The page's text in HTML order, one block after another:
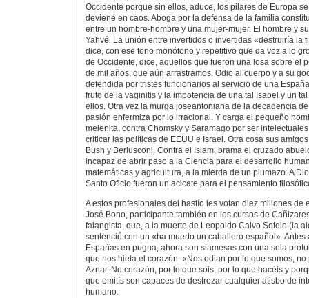
Occidente porque sin ellos, aduce, los pilares de Europa
deviene en caos. Aboga por la defensa de la familia
entre un hombre-hombre y una mujer-mujer. El hombre y
Yahvé. La unión entre invertidos o invertidas «destruiría la
dice, con ese tono monótono y repetitivo que da voz a lo
de Occidente, dice, aquellos que fueron una losa sobre el
de mil años, que aún arrastramos. Odio al cuerpo y a su
defendida por tristes funcionarios al servicio de una
fruto de la vaginitis y la impotencia de una tal Isabel y un
ellos. Otra vez la murga joseantoniana de la decadencia
pasión enfermiza por lo irracional. Y carga el pequeño
melenita, contra Chomsky y Saramago por ser
criticar las políticas de EEUU e Israel. Otra cosa sus
Bush y Berlusconi. Contra el Islam, brama el cruzado
incapaz de abrir paso a la Ciencia para el desarrollo
matemáticas y agricultura, a la mierda de un plumazo. A
Santo Oficio fueron un acicate para el pensamiento
A estos profesionales del hastío les votan diez millones de
José Bono, participante también en los cursos de
falangista, que, a la muerte de Leopoldo Calvo Sotelo (la
sentenció con un «ha muerto un caballero español». Antes
Españas en pugna, ahora son siamesas con una sola
que nos hiela el corazón. «Nos odian por lo que somos,
Aznar. No corazón, por lo que sois, por lo que hacéis y
que emitís son capaces de destrozar cualquier atisbo de
humano.